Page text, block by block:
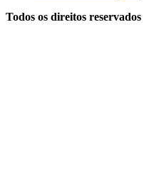
Todos os direitos reservados